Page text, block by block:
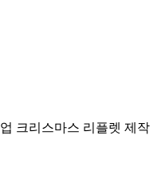
크리스마스 리플렛 제작